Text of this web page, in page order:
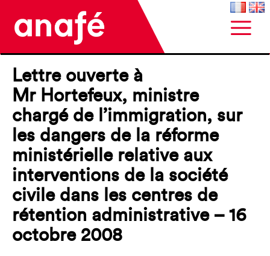
Lettre ouverte à
Mr Hortefeux, ministre
chargé de l’immigration, sur
les dangers de la réforme
ministérielle relative aux
interventions de la société
civile dans les centres de
rétention administrative – 16
octobre 2008